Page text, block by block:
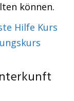
können.
Hilfe Kurs